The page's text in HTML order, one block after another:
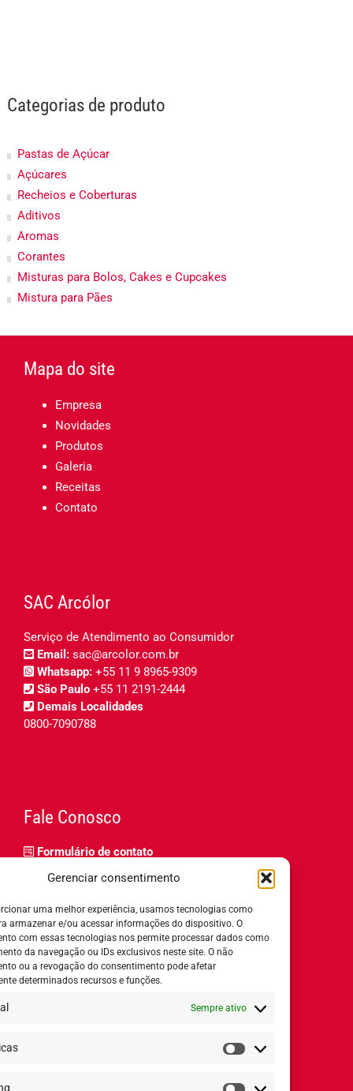
Gerenciar consentimento
uma melhor experiência, usamos tecnologias como
armazenar e/ou acessar informações do dispositivo. O
com essas tecnologias nos permite processar dados como
da navegação ou IDs exclusivos neste site. O não
ou a revogação do consentimento pode afetar
determinados recursos e funções.
Sempre ativo
Estatísticas
Categorias de produto
Pastas de Açúcar
Açúcares
Recheios e Coberturas
Aditivos
Aromas
Corantes
Misturas para Bolos, Cakes e Cupcakes
Mistura para Pães
Mapa do site
Empresa
Novidades
Produtos
Galeria
Receitas
Contato
SAC Arcólor
Serviço de Atendimento ao Consumidor
Email: sac@arcolor.com.br
Whatsapp: +55 11 9 8965-9309
São Paulo +55 11 2191-2444
Demais Localidades
0800-7090788
Fale Conosco
Formulário de contato
Relatório de igualdade salarial
Horário de Atendimento:
8h ás 18h